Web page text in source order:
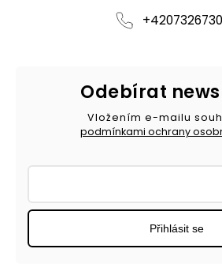
Odebírat
Vložením e-mailu
podmínkami ochrany
Přihlásit se